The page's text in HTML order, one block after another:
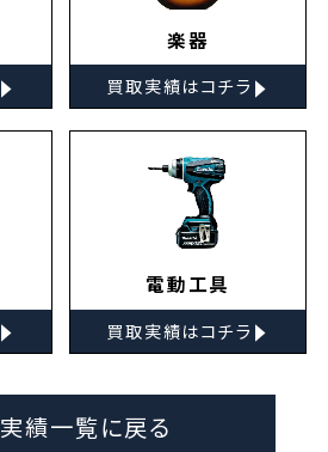
▸
楽器
買取実績はコチラ ▸
▸
電動工具
買取実績はコチラ ▸
績一覧に戻る